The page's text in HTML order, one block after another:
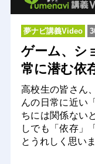
夢ナビ講義Video
ゲーム、シ
常に潜む依
高校生の皆さん
んの日常に近い
ちには関係ない
しでも「依存」
とうれしく思いま